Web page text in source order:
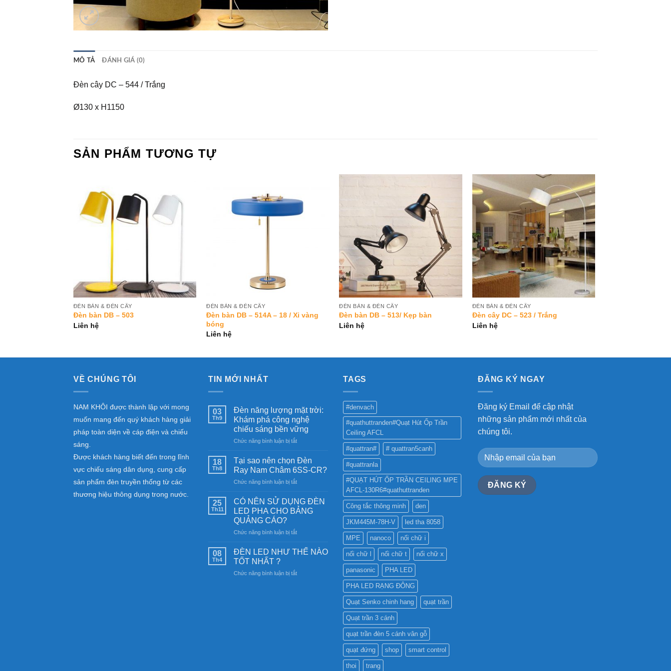
MÔ TẢ ĐÁNH GIÁ (0)
Đèn cây DC – 544 / Trắng
Ø130 x H1150
SẢN PHẨM TƯƠNG TỰ
Add to
ĐÈN BÀN & ĐÈN CÂY
Đèn bàn DB – 503
Liên hệ
Add to
ĐÈN BÀN & ĐÈN CÂY
Đèn bàn DB – 514A – 18 / Xi vàng
bóng
Liên hệ
Wishlist
ĐÈN BÀN & ĐÈN CÂY
Đèn bàn DB – 513/ Kẹp bàn
Liên hệ
Add to
Wishlist
ĐÈN BÀN & ĐÈN CÂY
Đèn cây DC – 523 / Trắng
Liên hệ
VỀ CHÚNG TÔI
NAM KHÔI được thành lập với mong
muốn mang đến quý khách hàng giải
pháp toàn diện về cáp điện và chiếu
sáng.
Được khách hàng biết đến trong lĩnh
vực chiếu sáng dân dụng, cung cấp
sản phẩm đèn truyền thống từ các
thương hiệu thông dụng trong nước.
TIN MỚI NHẤT
03
Th9
Đèn năng lượng mặt trời:
Khám phá công nghệ
chiếu sáng bền vững
Chức năng bình luận bị tắtở
năng
lượng
mặt
trời:
phá
công
sáng
vững
18
Th8
Tại sao nên chọn Đèn
Ray Nam Châm 6SS-CR?
Chức năng bình luận bị tắtở
sao
nên
chọn
Ray
Châm
25
Th11
CÓ NÊN SỬ DỤNG ĐÈN
LED PHA CHO BẢNG
QUẢNG CÁO?
Chức năng bình luận bị tắtở
NÊN
ĐÈN
08
Th4
ĐÈN LED NHƯ THẾ NÀO
TỐT NHẤT ?
Chức năng bình luận bị tắtở
TAGS
#denvach
#quathuttranden#Quạt Hút Ốp Trần
Ceiling AFCL
#quattran# # quattran5canh
#quattranla
#QUẠT HÚT ỐP TRẦN CEILING MPE
AFCL-130R6#quathuttranden
Công tắc thông minh den
JKM445M-78H-V led tha 8058
MPE nanoco nối chữ i
nối chữ l nối chữ t nối chữ x
panasonic PHA LED
PHA LED RẠNG ĐÔNG
Quạt Senko chinh hang quạt trần
Quạt trần 3 cánh
quạt trần đèn 5 cánh vân gỗ
quạt đứng shop smart control
thoi trang
ĐĂNG KÝ NGAY
Đăng ký Email để cập nhật
những sản phẩm mới nhất của
chúng tôi.